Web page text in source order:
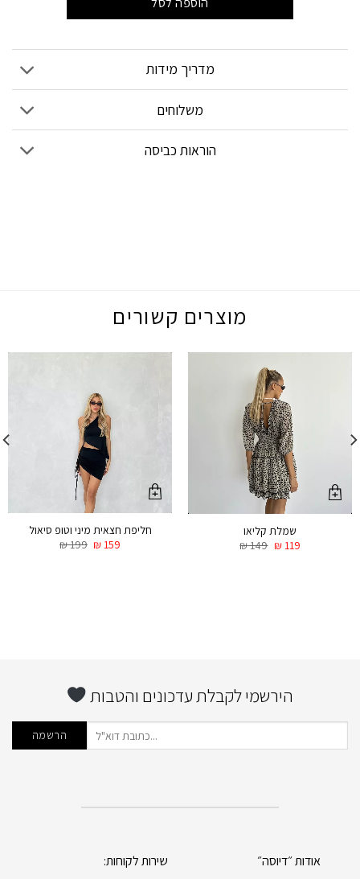
מדריך מידות
משלוחים
הוראות כביסה
מוצרים קשורים
שמלת קליאו
₪149 ₪119
חליפת חצאית מיני וטופ סיאול
₪199 ₪ 159
הירשמי לקבלת עדכונים והטבות
אודות ״דיוסה״ שירות לקוחות: